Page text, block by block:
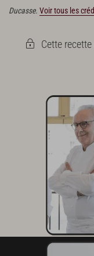
Ducasse. Voir tous les
Cette